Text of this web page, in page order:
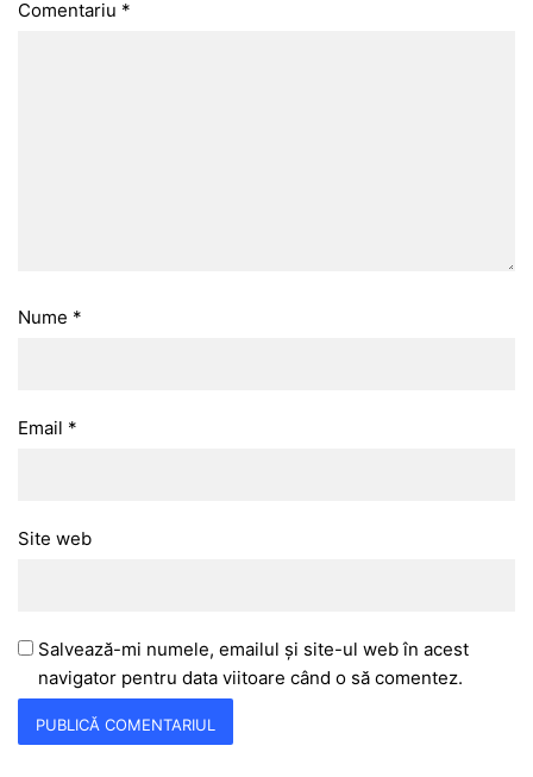
Comentariu *
Nume *
Email *
Site web
Salvează-mi numele, emailul și site-ul web în acest
navigator pentru data viitoare când o să comentez.